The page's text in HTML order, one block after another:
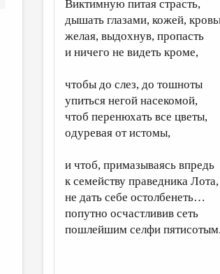
Виктимную питая страсть,
дышать глазами, кожей,
желая, выдохнув, пропасть
и ничего не видеть кроме,
чтобы до слез, до тошноты
упиться негой насекомой,
чтоб перенюхать все цветы,
одуревая от истомы,
и чтоб, примазываясь впредь
к семейству праведника Лота,
не дать себе остолбенеть…
попутно осчастливив сеть
пошлейшим селфи пятисотым.